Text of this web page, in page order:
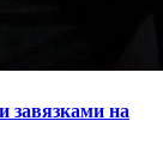
завязками на